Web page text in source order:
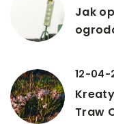
Jak
12-04-
Traw